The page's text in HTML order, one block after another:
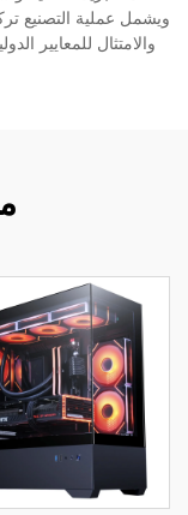
ويشمل عملية التصنيع
والامتثال للمعايير